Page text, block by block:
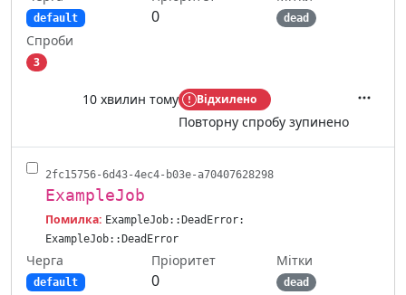
default 0 dead
Спроби
3
10 хвилин тому Відхилено
Повторну спробу зупинено
2fc15756-6d43-4ec4-b03e-a70407628298
ExampleJob
Помилка: ExampleJob::DeadError:
ExampleJob::DeadError
Черга
default
Пріоритет
0
Мітки
dead